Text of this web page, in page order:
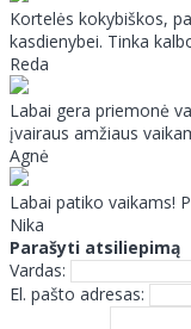
Kortelės kokybiškos,
kasdienybei. Tinka
Reda
Labai gera priemonė
įvairaus amžiaus
Agnė
Labai patiko vaikams!
Nika
Parašyti atsiliepimą
Vardas:
El. pašto adresas: